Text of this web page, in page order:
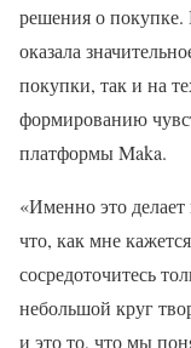
решения о покупке.
оказала
покупки, так и на
формированию
платформы Maka.
«Именно это
что, как мне
сосредоточитесь
небольшой круг
и это то, что мы